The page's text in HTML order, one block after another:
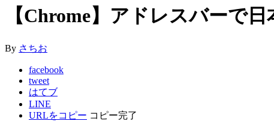
【Chrome】アドレスバーで
By さちお
facebook
tweet
はてブ
LINE
URLをコピー コピー完了